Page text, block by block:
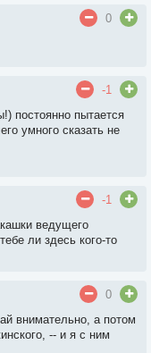
0
-1
постоянно пытается
умного сказать не
-1
ведущего
ли здесь кого-то
0
внимательно, а потом
-- и я с ним